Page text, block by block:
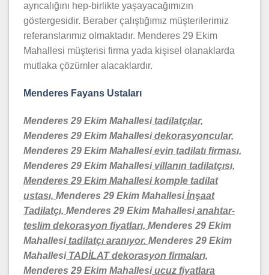
ayrıcalığını hep-birlikte yaşayacağımızın
göstergesidir. Beraber çalıştığımız müşterilerimiz
referanslarımız olmaktadır. Menderes 29 Ekim
Mahallesi müşterisi firma yada kişisel olanaklarda
mutlaka çözümler alacaklardır.
Menderes Fayans Ustaları
Menderes 29 Ekim Mahallesitadilatçılar,
Menderes 29 Ekim Mahallesidekorasyoncular,
Menderes 29 Ekim Mahallesievin tadilatı firması,
Menderes 29 Ekim Mahallesivillanın tadilatçısı,
Menderes 29 Ekim Mahallesi komple tadilat
ustası, Menderes 29 Ekim Mahallesiİnşaat
Tadilatçı, Menderes 29 Ekim Mahallesianahtar-
teslim dekorasyon fiyatları, Menderes 29 Ekim
Mahallesitadilatçı aranıyor. Menderes 29 Ekim
MahallesiTADİLAT dekorasyon firmaları,
Menderes 29 Ekim Mahallesiucuz fiyatlara